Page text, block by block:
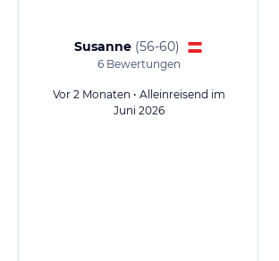
Susanne (56-60)
6Bewertungen
Vor 2 Monaten • Alleinreisend im
Juni 2026